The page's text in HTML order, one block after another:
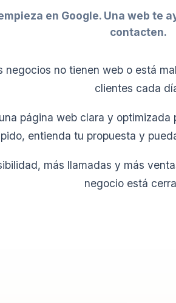
en Google. Una web te
contacten.
negocios no tienen web o está
clientes cada
página web clara y
entienda tu propuesta y
más llamadas y más
negocio está